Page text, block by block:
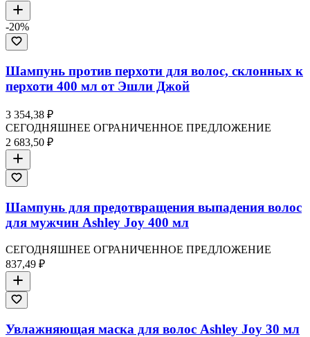
-20%
Шампунь против перхоти для волос, склонных к
перхоти 400 мл от Эшли Джой
3 354,38 ₽
СЕГОДНЯШНЕЕ ОГРАНИЧЕННОЕ ПРЕДЛОЖЕНИЕ
2 683,50 ₽
Шампунь для предотвращения выпадения волос
для мужчин Ashley Joy 400 мл
СЕГОДНЯШНЕЕ ОГРАНИЧЕННОЕ ПРЕДЛОЖЕНИЕ
837,49 ₽
Увлажняющая маска для волос Ashley Joy 30 мл